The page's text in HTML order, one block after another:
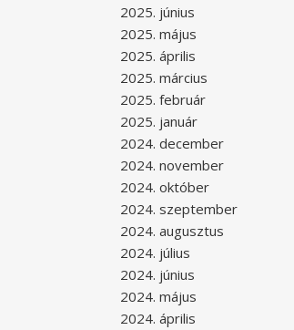
2025. június
2025. május
2025. április
2025. március
2025. február
2025. január
2024. december
2024. november
2024. október
2024. szeptember
2024. augusztus
2024. július
2024. június
2024. május
2024. április